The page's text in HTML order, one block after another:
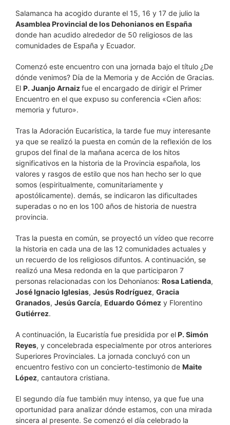
Salamanca ha acogido durante el 15, 16 y 17 de julio la
Asamblea Provincial de los Dehonianos en España
donde han acudido alrededor de 50 religiosos de las
comunidades de España y Ecuador.
Comenzó este encuentro con una jornada bajo el título ¿De
dónde venimos? Día de la Memoria y de Acción de Gracias.
El P. Juanjo Arnaizfue el encargado de dirigir el Primer
Encuentro en el que expuso su conferencia «Cien años:
memoria y futuro».
Tras la Adoración Eucarística, la tarde fue muy interesante
ya que se realizó la puesta en común de la reflexión de los
grupos del final de la mañana acerca de los hitos
significativos en la historia de la Provincia española, los
valores y rasgos de estilo que nos han hecho ser lo que
somos (espiritualmente, comunitariamente y
apostólicamente). demás, se indicaron las dificultades
superadas o no en los 100 años de historia de nuestra
provincia.
Tras la puesta en común, se proyectó un vídeo que recorre
la historia en cada una de las 12 comunidades actuales y
un recuerdo de los religiosos difuntos. A continuación, se
realizó una Mesa redonda en la que participaron 7
personas relacionadas con los Dehonianos: Rosa Latienda,
José Ignacio Iglesias, Jesús Rodríguez, Gracia
Granados, Jesús García, Eduardo Gómez y Florentino
Gutiérrez.
A continuación, la Eucaristía fue presidida por elP. Simón
Reyes, y concelebrada especialmente por otros anteriores
Superiores Provinciales. La jornada concluyó con un
encuentro festivo con un concierto-testimonio de Maite
López, cantautora cristiana.
El segundo día fue también muy intenso, ya que fue una
oportunidad para analizar dónde estamos, con una mirada
sincera al presente. Se comenzó el día celebrado la